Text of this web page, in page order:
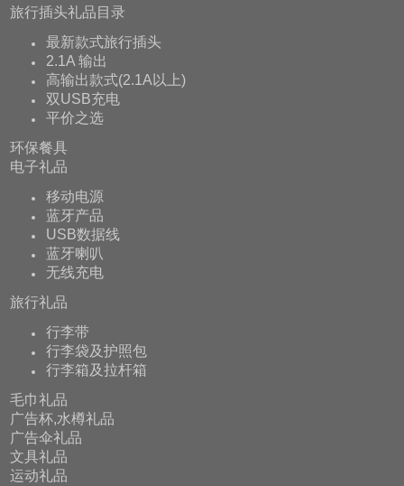
旅行插头礼品目录
最新款式旅行插头
2.1A 输出
高输出款式(2.1A以上)
双USB充电
平价之选
环保餐具
电子礼品
移动电源
蓝牙产品
USB数据线
蓝牙喇叭
无线充电
旅行礼品
行李带
行李袋及护照包
行李箱及拉杆箱
毛巾礼品
广告杯,水樽礼品
广告伞礼品
文具礼品
运动礼品